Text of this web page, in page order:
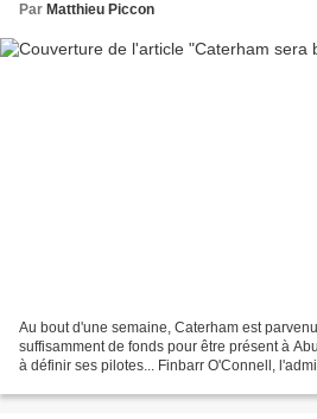
Par Matthieu Piccon
Au bout d'une semaine, Caterham est
suffisamment de fonds pour être présent à
à définir ses pilotes... Finbarr O'Connell,